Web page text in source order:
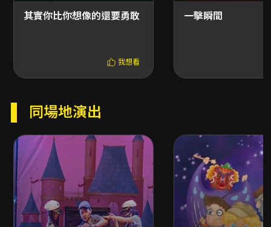
作為製作單位，長期以原創戲劇為主，並在劇場
賞、適合家庭及上班族放鬆的戲劇作品的觀眾，
為主的舞台語言，以及兩位演員多角色瞬間切換
驗。作品強調聲音的表演可能性與想像空間，並
透過幽默與節奏調度讓故事張力與娛樂性兼顧，
適合想在劇場享受不同於傳統寫實戲劇的觀眾前
來觀賞。演出時間約100分鐘，場次資訊以主辦
單位公告為準，購票與取票、退換相關規範依
其實你比你想像的還要勇敢
我想看
一擊瞬間
同場地演出